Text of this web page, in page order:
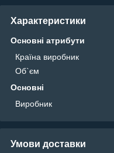
Характеристики
Основні атрибути
Країна виробник
Об`єм
Основні
Виробник
Умови доставки